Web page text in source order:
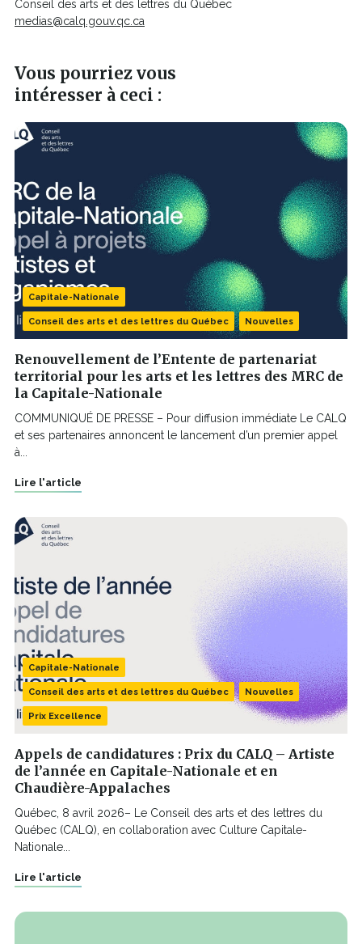
Conseil des arts et des lettres du Québec
medias@calq.gouv.qc.ca
Vous pourriez vous
intéresser à ceci :
Capitale-Nationale
Conseil des arts et des lettres du Québec Nouvelles
Renouvellement de l’Entente de partenariat
territorial pour les arts et les lettres des MRC de
la Capitale-Nationale
COMMUNIQUÉ DE PRESSE – Pour diffusion immédiate Le CALQ
et ses partenaires annoncent le lancement d’un premier appel
à...
Lire l'article
Capitale-Nationale
Conseil des arts et des lettres du Québec Nouvelles
Prix Excellence
Appels de candidatures : Prix du CALQ – Artiste
de l’année en Capitale-Nationale et en
Chaudière-Appalaches
Québec, 8 avril 2026– Le Conseil des arts et des lettres du
Québec (CALQ), en collaboration avec Culture Capitale-
Nationale...
Lire l'article